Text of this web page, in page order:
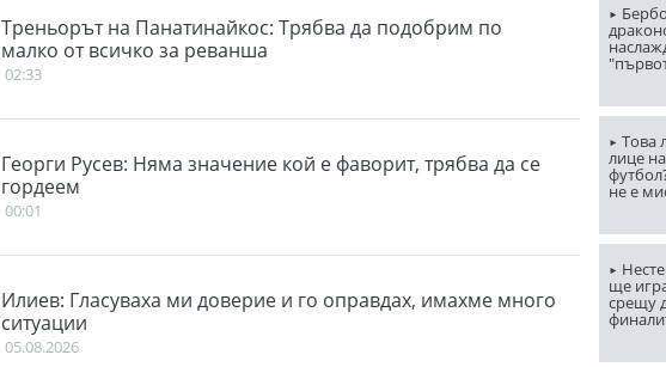
Треньорът на Панатинайкос: Трябва да подобрим по
малко от всичко за реванша
02:33
Георги Русев: Няма значение кой е фаворит, трябва да се
гордеем
00:01
Илиев: Гласуваха ми доверие и го оправдах, имахме много
ситуации
05.08.2026
Това
лице
не е
ще
срещу